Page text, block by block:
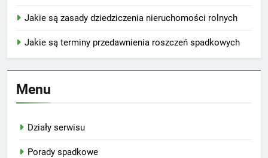
Jakie są zasady dziedziczenia nieruchomości rolnych
Jakie są terminy przedawnienia roszczeń spadkowych
Menu
Działy serwisu
Porady spadkowe